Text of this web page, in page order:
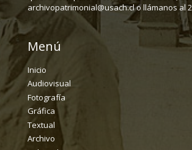
archivopatrimonial@usach.cl o llámanos al
Menú
Inicio
Audiovisual
Fotografía
Gráfica
Textual
Archivo